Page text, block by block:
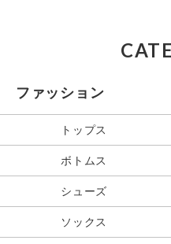
ファッション
トップス
ボトムス
シューズ
ソックス